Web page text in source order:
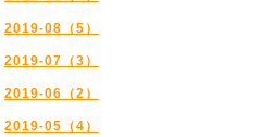
2019-08（5）
2019-07（3）
2019-06（2）
2019-05（4）